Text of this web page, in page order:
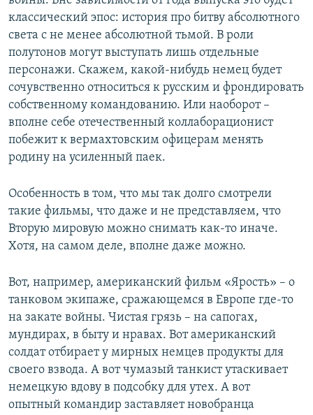
классический эпос: история про битву абсолютного
света с не менее абсолютной тьмой. В роли
полутонов могут выступать лишь отдельные
персонажи. Скажем, какой-нибудь немец будет
сочувственно относиться к русским и фрондировать
собственному командованию. Или наоборот –
вполне себе отечественный коллаборационист
побежит к вермахтовским офицерам менять
родину на усиленный паек.
Особенность в том, что мы так долго смотрели
такие фильмы, что даже и не представляем, что
Вторую мировую можно снимать как-то иначе.
Хотя, на самом деле, вполне даже можно.
Вот, например, американский фильм «Ярость» – о
танковом экипаже, сражающемся в Европе где-то
на закате войны. Чистая грязь – на сапогах,
мундирах, в быту и нравах. Вот американский
солдат отбирает у мирных немцев продукты для
своего взвода. А вот чумазый танкист утаскивает
немецкую вдову в подсобку для утех. А вот
опытный командир заставляет новобранца